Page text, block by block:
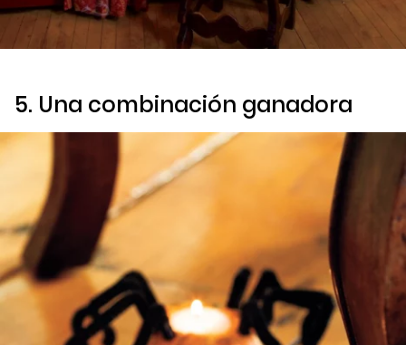
5. Una combinación ganadora